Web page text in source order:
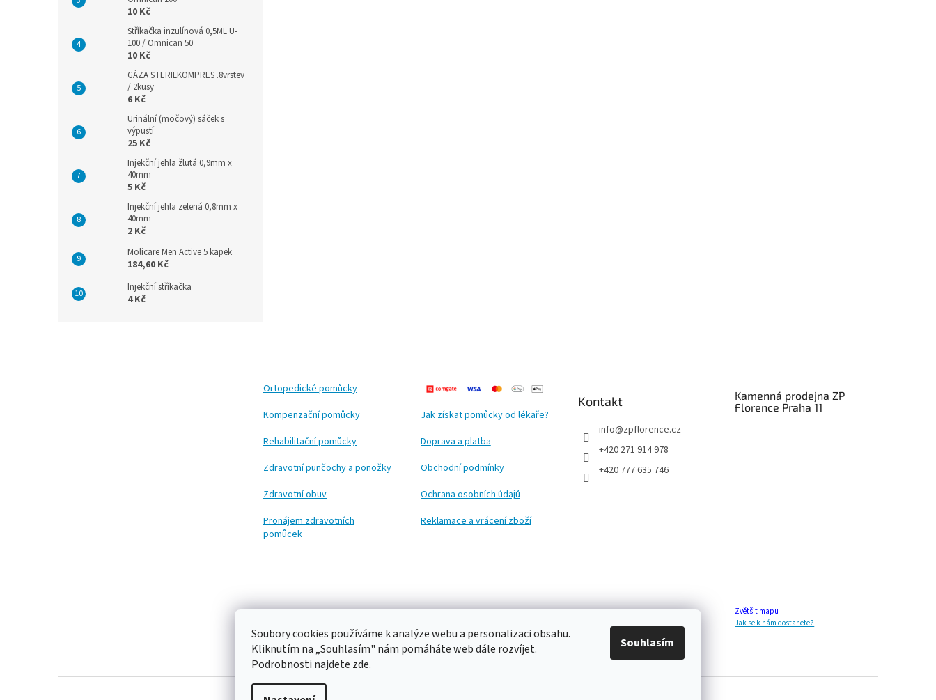
Soubory cookies používáme k analýze webu a personalizaci obsahu.
Kliknutím na „Souhlasím" nám pomáháte web dále rozvíjet.
Podrobnosti najdete zde.
Souhlasím
10 Kč
Stříkačka inzulínová 0,5ML U-
100 / Omnican 50
10 Kč
GÁZA STERILKOMPRES .8vrstev
/ 2kusy
6 Kč
Urinální (močový) sáček s
výpustí
25 Kč
Injekční jehla žlutá 0,9mm x
40mm
5 Kč
Injekční jehla zelená 0,8mm x
40mm
2 Kč
Molicare Men Active 5 kapek
184,60 Kč
Injekční stříkačka
4 Kč
Ortopedické pomůcky
Kompenzační pomůcky
Rehabilitační pomůcky
Zdravotní punčochy a ponožky
Zdravotní obuv
Pronájem zdravotních
pomůcek
Jak získat pomůcky od lékaře?
Doprava a platba
Obchodní podmínky
Ochrana osobních údajů
Reklamace a vrácení zboží
Kontakt
info@zpflorence.cz
+420 271 914 978
+420 777 635 746
Kamenná prodejna ZP
Florence Praha 11
Zvětšit mapu
Jak se k nám dostanete?